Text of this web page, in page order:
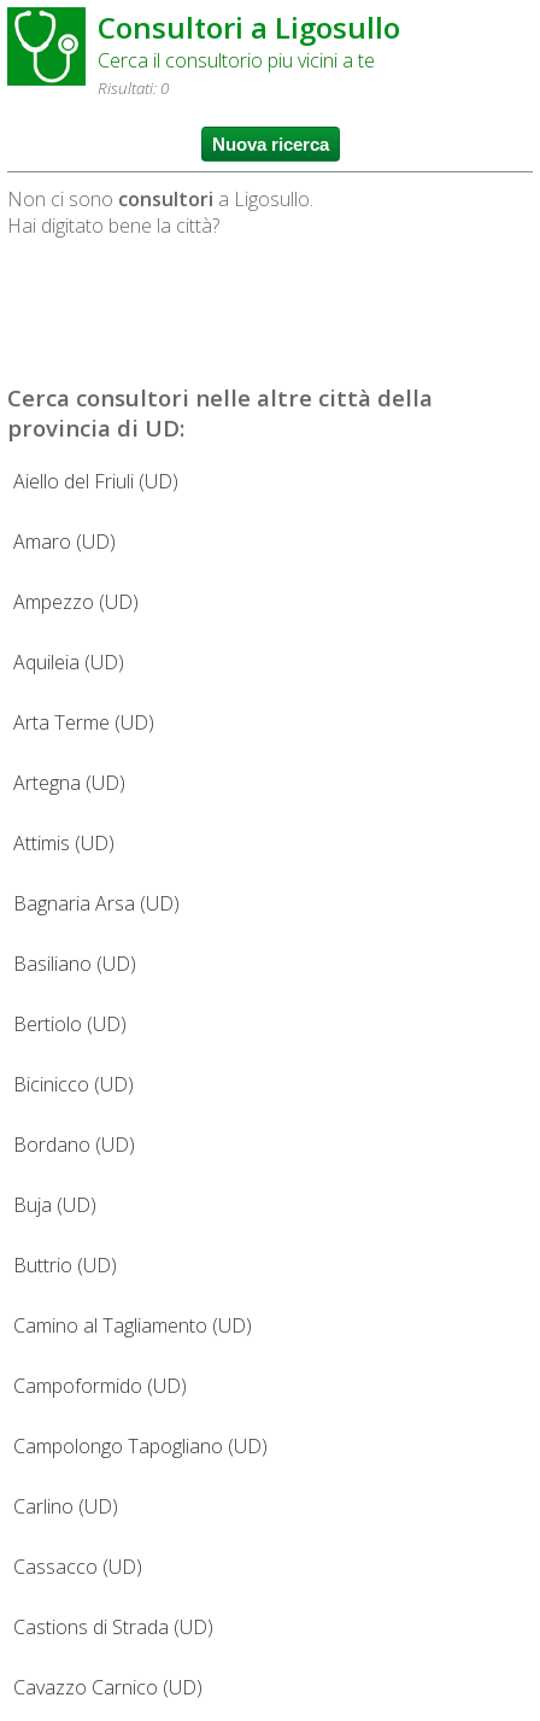
Consultori a Ligosullo
Cerca il consultorio piu vicini a te
Risultati: 0
Non ci sono consultori a Ligosullo.
Hai digitato bene la città?
Cerca consultori nelle altre città della
provincia di UD:
Aiello del Friuli (UD)
Amaro (UD)
Ampezzo (UD)
Aquileia (UD)
Arta Terme (UD)
Artegna (UD)
Attimis (UD)
Bagnaria Arsa (UD)
Basiliano (UD)
Bertiolo (UD)
Bicinicco (UD)
Bordano (UD)
Buja (UD)
Buttrio (UD)
Camino al Tagliamento (UD)
Campoformido (UD)
Campolongo Tapogliano (UD)
Carlino (UD)
Cassacco (UD)
Castions di Strada (UD)
Cavazzo Carnico (UD)